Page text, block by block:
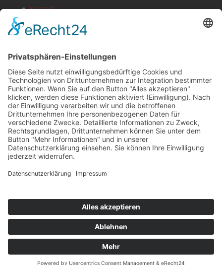
Kontakt
Schlagworte
Impressum
Datenschutz
Copyright
HOSTING
Copyright © 2021–2026 spicOne multimedia e.K.. Alle
Rechte vorbehalten.